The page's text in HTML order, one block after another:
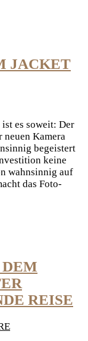
JACKET
es soweit: Der
neuen Kamera
begeistert
keine
wahnsinnig auf
das Foto-
REISE